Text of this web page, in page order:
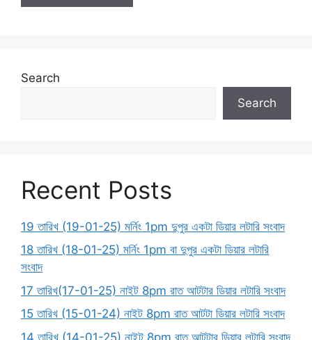
Search
Search
Recent Posts
19 তারিখ (19-01-25) মর্নিং 1pm দুপুর একটা ডিয়ার লটারি সংবাদ
18 তারিখ (18-01-25) মর্নিং 1pm বা দুপুর একটা ডিয়ার লটারি
সংবাদ
17 তারিখ(17-01-25) নাইট 8pm রাত আটটার ডিয়ার লটারি সংবাদ
15 তারিখ (15-01-24) নাইট 8pm রাত আটটা ডিয়ার লটারি সংবাদ
14 তারিখ (14-01-25) নাইট 8pm রাত আটটার ডিয়ার লটারি সংবাদ